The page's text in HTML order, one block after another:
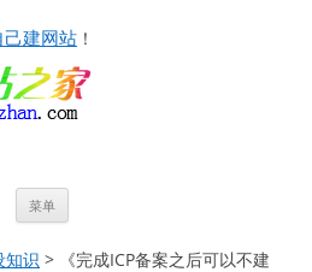
己建网站 ！
菜单
文
知识 > 《完成ICP备案之后可以不建